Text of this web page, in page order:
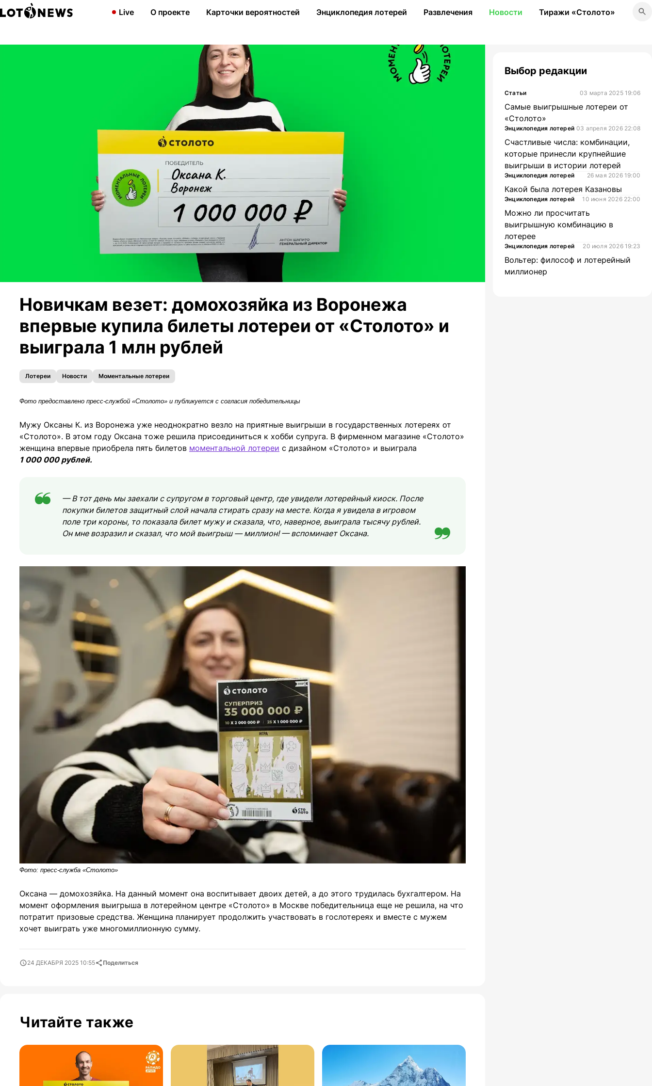
Live О проекте Карточки вероятностей Энциклопедия лотерей Развлечения Новости Тиражи «Столото»
Новичкам везет: домохозяйка из Воронежа
впервые купила билеты лотереи от «Столото» и
выиграла 1 млн рублей
Лотереи Новости Моментальные лотереи
Фото предоставлено пресс-службой «Столото» и публикуется с согласия победительницы
Мужу Оксаны К. из Воронежа уже неоднократно везло на приятные выигрыши в государственных лотереях от
«Столото». В этом году Оксана тоже решила присоединиться к хобби супруга. В фирменном магазине «Столото»
женщина впервые приобрела пять билетов моментальной лотереи с дизайном «Столото» и выиграла
1 000 000 рублей.
— В тот день мы заехали с супругом в торговый центр, где увидели лотерейный киоск. После
покупки билетов защитный слой начала стирать сразу на месте. Когда я увидела в игровом
поле три короны, то показала билет мужу и сказала, что, наверное, выиграла тысячу рублей.
Он мне возразил и сказал, что мой выигрыш — миллион! — вспоминает Оксана.
Фото: пресс-служба «Столото»
Оксана — домохозяйка. На данный момент она воспитывает двоих детей, а до этого трудилась бухгалтером. На
момент оформления выигрыша в лотерейном центре «Столото» в Москве победительница еще не решила, на что
потратит призовые средства. Женщина планирует продолжить участвовать в гослотереях и вместе с мужем
хочет выиграть уже многомиллионную сумму.
24 ДЕКАБРЯ 2025 10:55 Поделиться
Читайте также
Выбор редакции
Статьи 03 марта 2025 19:06
Самые выигрышные лотереи от
«Столото»
Энциклопедия лотерей 03 апреля 2026 22:08
Счастливые числа: комбинации,
которые принесли крупнейшие
выигрыши в истории лотерей
Энциклопедия лотерей 26 мая 2026 19:00
Какой была лотерея Казановы
Энциклопедия лотерей 10 июня 2026 22:00
Можно ли просчитать
выигрышную комбинацию в
лотерее
Энциклопедия лотерей 20 июля 2026 19:23
Вольтер: философ и лотерейный
миллионер